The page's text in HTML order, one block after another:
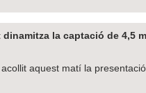
la captació de 4,5
acollit aquest matí la